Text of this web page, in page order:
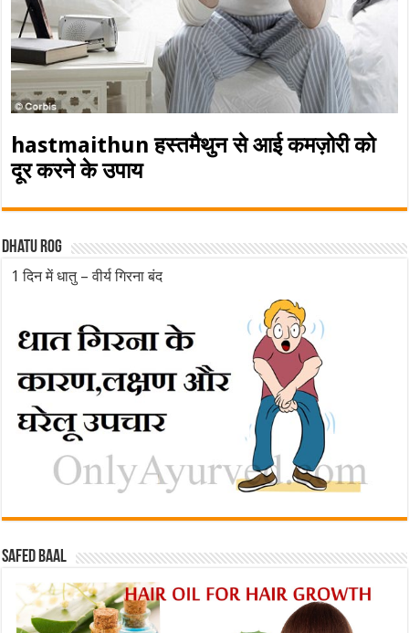
hastmaithun हस्तमैथुन से आई कमज़ोरी को
दूर करने के उपाय
Dhatu rog
1 दिन में धातु – वीर्य गिरना बंद
Safed baal